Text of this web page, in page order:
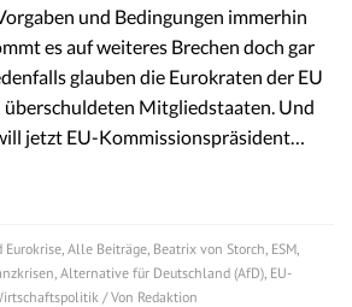
und Bedingungen immerhin
es auf weiteres Brechen doch gar
glauben die Eurokraten der EU
überschuldeten Mitgliedstaaten. Und
jetzt EU-Kommissionspräsident…
Eurokrise Alle Beiträge Beatrix von Storch ESM
Alternative für Deutschland (AfD) EU-
/ Von Redaktion